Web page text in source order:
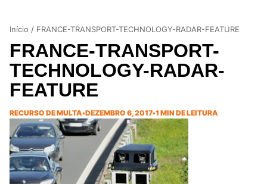
Início / FRANCE-TRANSPORT-TECHNOLOGY-RADAR-FEATURE
FRANCE-TRANSPORT-
TECHNOLOGY-RADAR-
FEATURE
RECURSO DE MULTA•DEZEMBRO 6, 2017•1 MIN DE LEITURA